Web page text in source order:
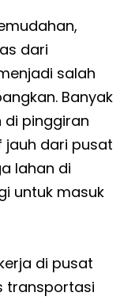
dari
salah
Banyak
di pinggiran
dari pusat
lahan di
untuk masuk
di pusat
transportasi